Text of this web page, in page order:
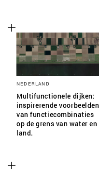
NEDERLAND
Multifunctionele dijken:
inspirerende voorbeelden
van functiecombinaties
op de grens van water en
land.